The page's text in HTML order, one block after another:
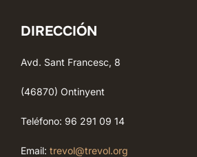
DIRECCIÓN
Avd. Sant Francesc, 8
(46870) Ontinyent
Teléfono: 96 291 09 14
Email: trevol@trevol.org